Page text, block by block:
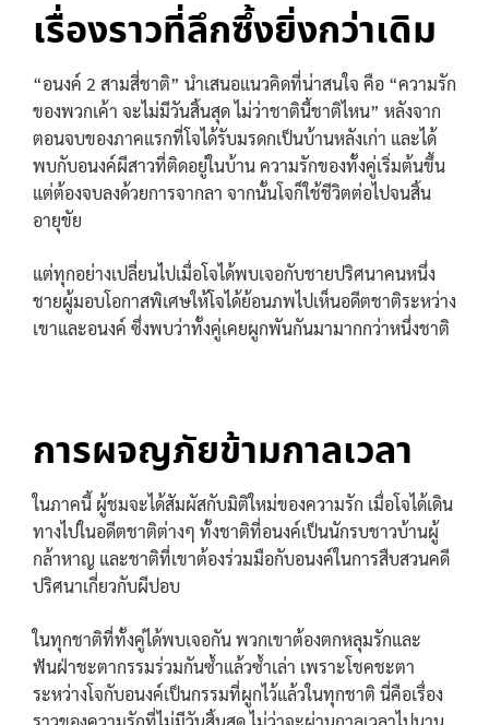
เรื่องราวที่ลึกซึ้งยิ่งกว่าเดิม
“อนงค์ 2 สามสี่ชาติ” นำเสนอแนวคิดที่น่าสนใจ คือ “ความรัก
ของพวกเค้า จะไม่มีวันสิ้นสุด ไม่ว่าชาตินี้ชาติไหน” หลังจาก
ตอนจบของภาคแรกที่โจได้รับมรดกเป็นบ้านหลังเก่า และได้
พบกับอนงค์ผีสาวที่ติดอยู่ในบ้าน ความรักของทั้งคู่เริ่มต้นขึ้น
แต่ต้องจบลงด้วยการจากลา จากนั้นโจก็ใช้ชีวิตต่อไปจนสิ้น
อายุขัย
แต่ทุกอย่างเปลี่ยนไปเมื่อโจได้พบเจอกับชายปริศนาคนหนึ่ง
ชายผู้มอบโอกาสพิเศษให้โจได้ย้อนภพไปเห็นอดีตชาติระหว่าง
เขาและอนงค์ ซึ่งพบว่าทั้งคู่เคยผูกพันกันมามากกว่าหนึ่งชาติ
การผจญภัยข้ามกาลเวลา
ในภาคนี้ ผู้ชมจะได้สัมผัสกับมิติใหม่ของความรัก เมื่อโจได้เดิน
ทางไปในอดีตชาติต่างๆ ทั้งชาติที่อนงค์เป็นนักรบชาวบ้านผู้
กล้าหาญ และชาติที่เขาต้องร่วมมือกับอนงค์ในการสืบสวนคดี
ปริศนาเกี่ยวกับผีปอบ
ในทุกชาติที่ทั้งคู่ได้พบเจอกัน พวกเขาต้องตกหลุมรักและ
ฟันฝ่าชะตากรรมร่วมกันซ้ำแล้วซ้ำเล่า เพราะโชคชะตา
ระหว่างโจกับอนงค์เป็นกรรมที่ผูกไว้แล้วในทุกชาติ นี่คือเรื่อง